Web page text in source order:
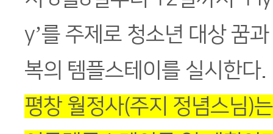
y’를 주제로 청소년 대상 꿈
복의 템플스테이를 실시한다.
평창 월정사(주지 정념스님)